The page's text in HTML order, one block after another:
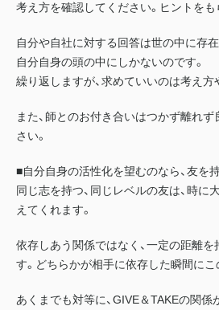
考え方を確認してください。ヒントをも
自分や自社に対する回答は世の中に存在
自分自身の頭の中にしかないのです。
繰り返しますが、求めていいのは考え方
また、師とのお付き合いはつかず離れ
さい。
■自分自身の活性化を望むのなら、友を
同じ志を持つ、同じレベルの友は、時に
えてくれます。
依存しあう関係ではなく、一定の距離
す。どちらかが相手に依存した瞬間にこ
あくまでも対等に、GIVE＆TAKEの関係